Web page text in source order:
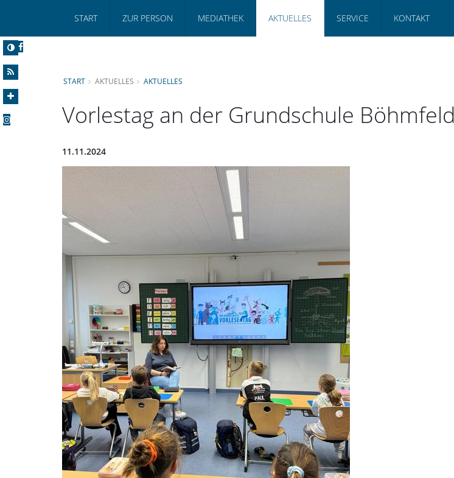
START ZUR PERSON MEDIATHEK AKTUELLES SERVICE KONTAKT
START AKTUELLES AKTUELLES
Vorlestag an der Grundschule Böhmfeld
11.11.2024